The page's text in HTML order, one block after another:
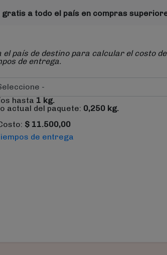
gratis a todo el país en compras
el país de destino para calcular el costo
de entrega.
hasta 1 kg.
actual del paquete: 0,250 kg.
$ 11.500,00
de entrega